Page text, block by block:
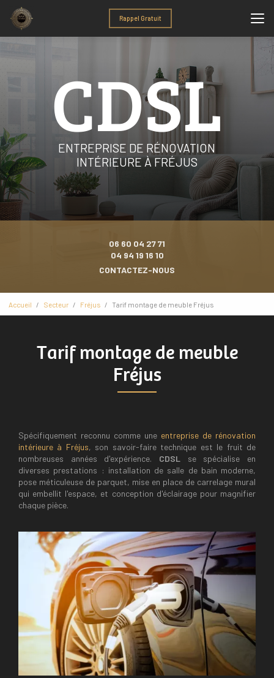
contenu
Rappel Gratuit
ENTREPRISE DE RÉNOVATION
INTÉRIEURE À FRÉJUS
06 60 04 27 71
04 94 19 16 10
CONTACTEZ-NOUS
Accueil Secteur Fréjus Tarif montage de meuble Fréjus
Tarif montage de meuble
Fréjus
Spécifiquement reconnu comme une entreprise de rénovation
intérieure à Fréjus, son savoir-faire technique est le fruit de
nombreuses années d'expérience. CDSL se spécialise en
diverses prestations : installation de salle de bain moderne,
pose méticuleuse de parquet, mise en place de carrelage mural
qui embellit l'espace, et conception d'éclairage pour magnifier
chaque pièce.